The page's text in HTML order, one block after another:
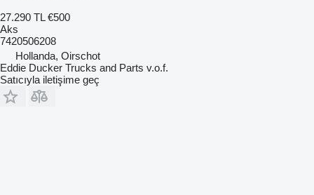
27.290 TL €500
Aks
7420506208
Hollanda, Oirschot
Eddie Ducker Trucks and Parts v.o.f.
Satıcıyla iletişime geç